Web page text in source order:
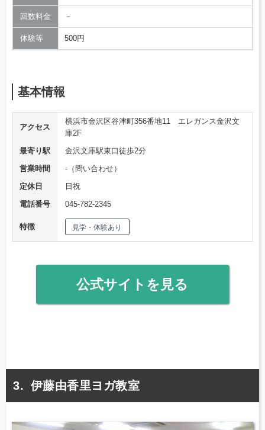
回数料金 －
体験等 500円
基本情報
アクセス
横浜市金沢区谷津町356番地11 エレガンス金沢文
庫2F
最寄り駅
金沢文庫駅東口徒歩2分
営業時間
-（問い合わせ）
定休日
日祝
電話番号
045-782-2345
特徴 見学・体験あり
公式サイトを見る
伊藤由香里ヨガ教室